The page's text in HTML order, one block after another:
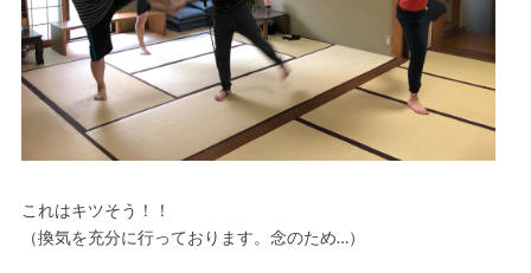
これはキツそう！！
（換気を充分に行っております。念のため…）